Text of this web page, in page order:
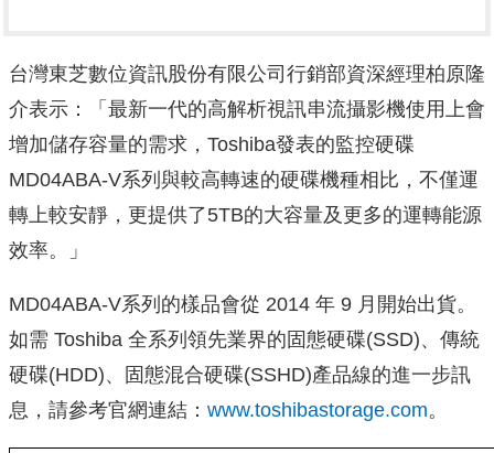
台灣東芝數位資訊股份有限公司行銷部資深經理柏原隆
介表示：「最新一代的高解析視訊串流攝影機使用上會
增加儲存容量的需求，Toshiba發表的監控硬碟
MD04ABA-V系列與較高轉速的硬碟機種相比，不僅運
轉上較安靜，更提供了5TB的大容量及更多的運轉能源
效率。」
MD04ABA-V系列的樣品會從 2014 年 9 月開始出貨。
如需 Toshiba 全系列領先業界的固態硬碟(SSD)、傳統
硬碟(HDD)、固態混合硬碟(SSHD)產品線的進一步訊
息，請參考官網連結： www.toshibastorage.com。